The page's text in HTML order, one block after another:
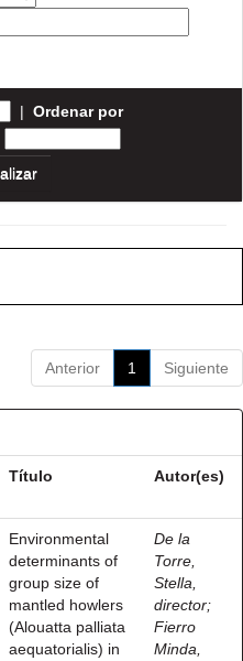
| Ordenar por
Anterior 1 Siguiente
Título Autor(es)
Environmental
determinants of
group size of
mantled howlers
(Alouatta palliata
aequatorialis) in
De la
Torre,
Stella,
director;
Fierro
Minda,